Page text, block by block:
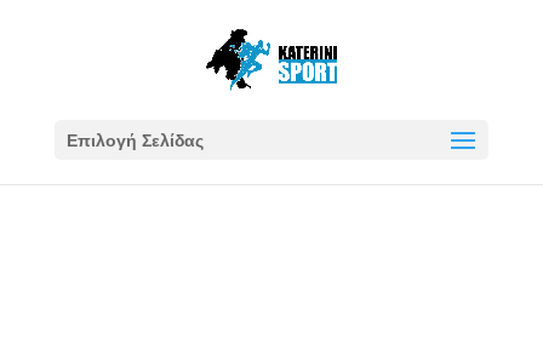
Επιλογή Σελίδας